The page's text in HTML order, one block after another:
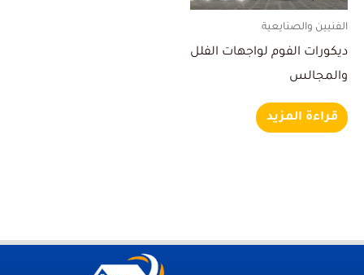
الفنيين والصنايعية
ديكورات الفوم لواجهات الفلل
والمجالس
قراءة المزيد